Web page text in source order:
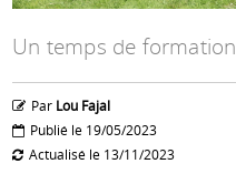
Un temps de formation
Par Lou Fajal
Publié le 19/05/2023
Actualisé le 13/11/2023